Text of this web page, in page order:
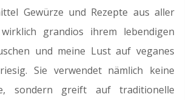
Gewürze und Rezepte aus aller
grandios ihrem lebendigen
und meine Lust auf veganes
Sie verwendet nämlich keine
sondern greift auf traditionelle